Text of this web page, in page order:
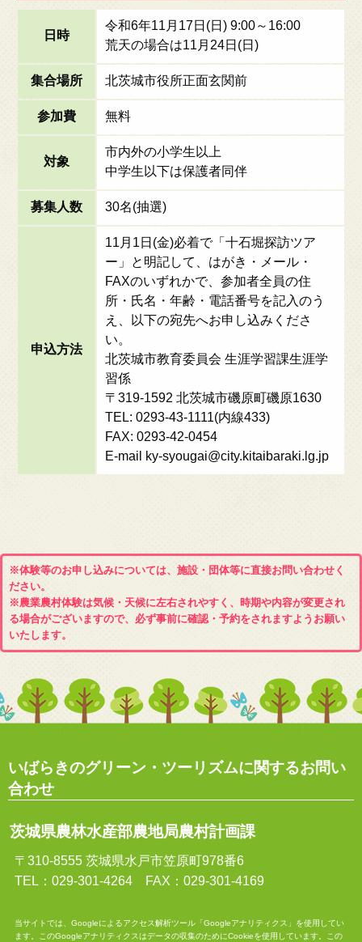
日時
令和6年11月17日(日) 9:00～16:00
荒天の場合は11月24日(日)
集合場所 北茨城市役所正面玄関前
参加費 無料
対象
市内外の小学生以上
中学生以下は保護者同伴
募集人数 30名(抽選)
申込方法
11月1日(金)必着で「十石堀探訪ツア
ー」と明記して、はがき・メール・
FAXのいずれかで、参加者全員の住
所・氏名・年齢・電話番号を記入のう
え、以下の宛先へお申し込みくださ
い。
北茨城市教育委員会 生涯学習課生涯学
習係
〒319-1592 北茨城市磯原町磯原1630
TEL: 0293-43-1111(内線433)
FAX: 0293-42-0454
E-mail ky-syougai@city.kitaibaraki.lg.jp
※体験等のお申し込みについては、施設・団体等に直接お問い合わせく
ださい。
※農業農村体験は気候・天候に左右されやすく、時期や内容が変更され
る場合がございますので、必ず事前に確認・予約をされますようお願い
いたします。
いばらきのグリーン・ツーリズムに関するお問い
合わせ
茨城県農林水産部農地局農村計画課
〒310-8555 茨城県水戸市笠原町978番6
TEL：029-301-4264 FAX：029-301-4169
当サイトでは、Googleによるアクセス解析ツール「Googleアナリティクス」を使用してい
ます。このGoogleアナリティクスはデータの収集のためにCookieを使用しています。この